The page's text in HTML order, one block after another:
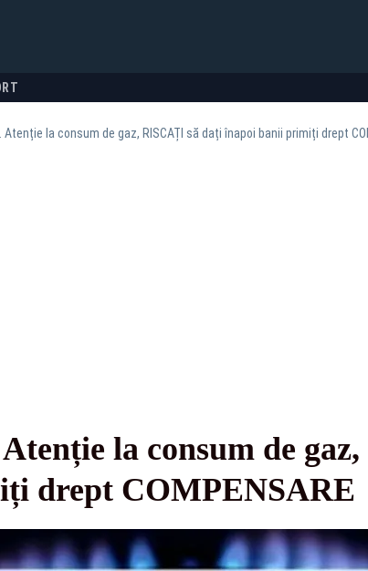
la consum de gaz, RISCAȚI să dați înapoi banii primiți drept
la consum de
drept COMPENSARE